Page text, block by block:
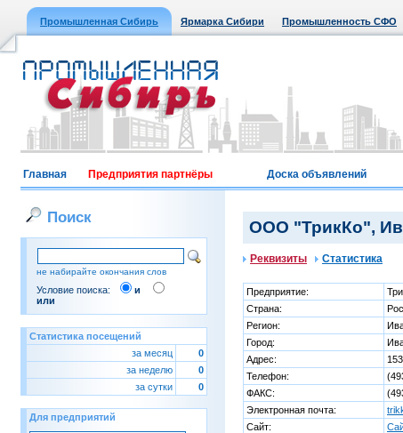
Промышленная Сибирь Ярмарка Сибири Промышленность СФО
Главная Предприятия партнёры Доска объявлений
Поиск
не набирайте окончания слов
Условие поиска:
и
или
Статистика посещений
за месяц
0
за неделю
0
за сутки
0
Для предприятий
ООО "ТрикКо",
Реквизиты Статистика
Предприятие:
Страна:
Регион:
Город:
Адрес:
Телефон:
ФАКС:
Электронная почта:
Сайт: